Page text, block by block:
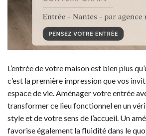
L’entrée de votre maison est bien plus
c’est la première impression que vos
espace de vie. Aménager votre entrée
transformer ce lieu fonctionnel en un
style et de votre sens de l’accueil. Un
favorise également la fluidité dans le